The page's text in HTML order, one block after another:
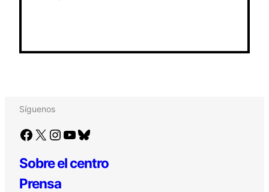
Síguenos
Facebook X Instagram YouTube Bluesky
Sobre el centro
Prensa